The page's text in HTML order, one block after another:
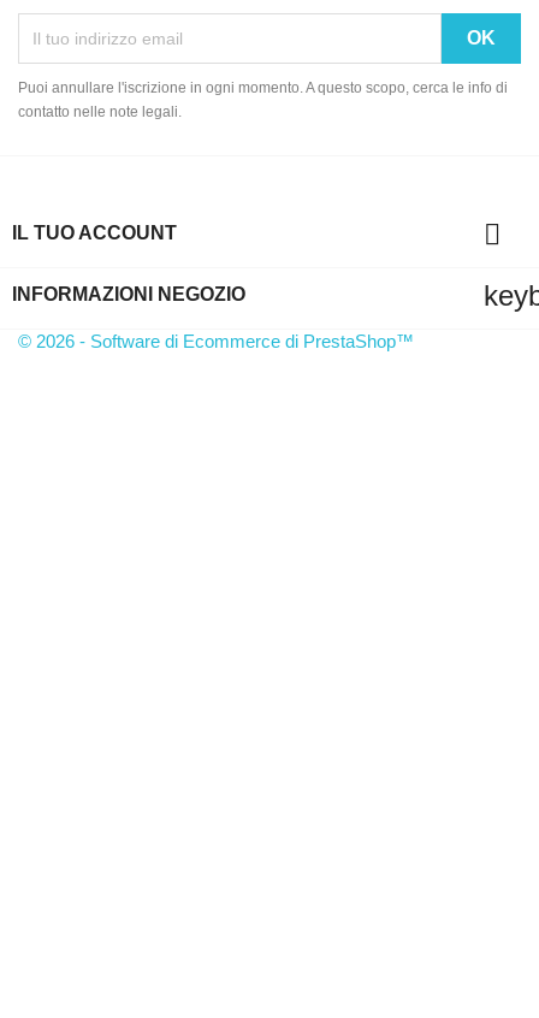
Puoi annullare l'iscrizione in ogni momento. A questo scopo, cerca le info di
contatto nelle note legali.
IL TUO ACCOUNT 
INFORMAZIONI NEGOZIO
© 2026 - Software di Ecommerce di PrestaShop™